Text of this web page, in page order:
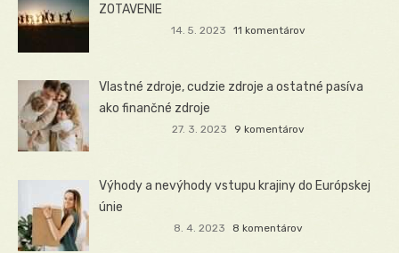
ZOTAVENIE
14. 5. 2023 11 komentárov
Vlastné zdroje, cudzie zdroje a ostatné pasíva
ako finančné zdroje
27. 3. 2023 9 komentárov
Výhody a nevýhody vstupu krajiny do Európskej
únie
8. 4. 2023 8 komentárov